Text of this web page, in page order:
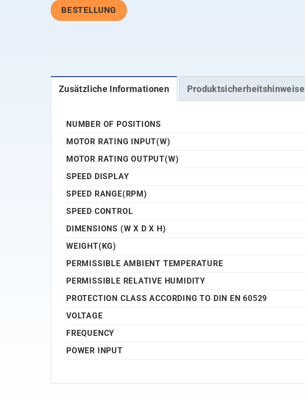
BESTELLUNG
Zusätzliche Informationen Produktsicherheitshinweise
NUMBER OF POSITIONS
MOTOR RATING INPUT(W)
MOTOR RATING OUTPUT(W)
SPEED DISPLAY
SPEED RANGE(RPM)
SPEED CONTROL
DIMENSIONS (W X D X H)
WEIGHT(KG)
PERMISSIBLE AMBIENT TEMPERATURE
PERMISSIBLE RELATIVE HUMIDITY
PROTECTION CLASS ACCORDING TO DIN EN 60529
VOLTAGE
FREQUENCY
POWER INPUT